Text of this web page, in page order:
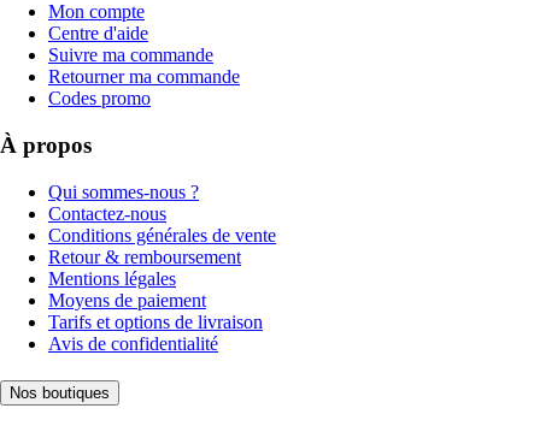
Mon compte
Centre d'aide
Suivre ma commande
Retourner ma commande
Codes promo
À propos
Qui sommes-nous ?
Contactez-nous
Conditions générales de vente
Retour & remboursement
Mentions légales
Moyens de paiement
Tarifs et options de livraison
Avis de confidentialité
Nos boutiques